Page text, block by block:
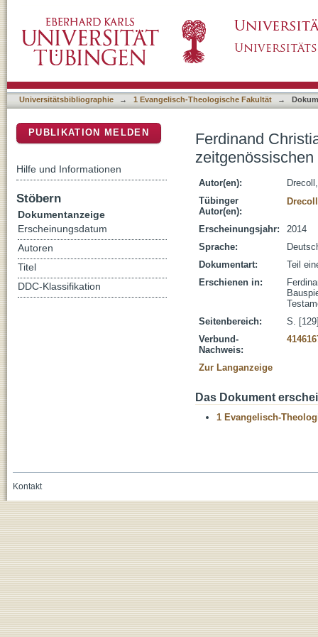
Religionsphilosophie
Universitätsbibliographie → 1 Evangelisch-Theologische Fakultät →
Ferdinand
Autor(en):
Tübinger
Autor(en):
Erscheinungsjahr:
2014
Sprache:
Dokumentart:
Teil
Erschienen in:
Seitenbereich:
S.
Verbund-
Nachweis:
Zur Langanzeige
Das Dokument
1 Evangelisch-
PUBLIKATION MELDEN
Hilfe und Informationen
Stöbern
Dokumentanzeige
Erscheinungsdatum
Autoren
Titel
DDC-Klassifikation
Kontakt